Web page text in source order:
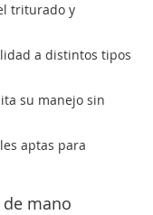
triturado y
a distintos tipos
su manejo sin
aptas para
mano